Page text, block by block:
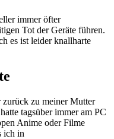
immer öfter
Tot der Geräte führen.
es ist leider knallharte
zu meiner Mutter
tagsüber immer am PC
Anime oder Filme
ich in